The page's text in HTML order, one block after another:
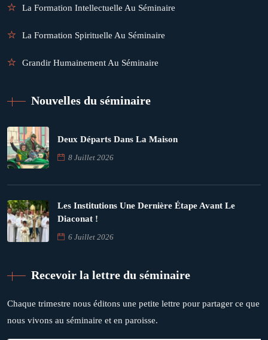
La Formation Intellectuelle Au Séminaire
La Formation Spirituelle Au Séminaire
Grandir Humainement Au Séminaire
Nouvelles du séminaire
Deux Départs Dans La Maison
8 Juillet 2026
Les Institutions Une Dernière Étape Avant Le
Diaconat !
6 Juillet 2026
Recevoir la lettre du séminaire
Chaque trimestre nous éditons une petite lettre pour partager ce que
nous vivons au séminaire et en paroisse.